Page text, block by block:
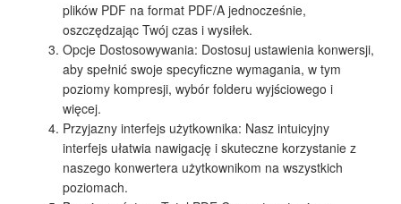
plików PDF na format PDF/A jednocześnie,
oszczędzając Twój czas i wysiłek.
Opcje Dostosowywania: Dostosuj ustawienia konwersji,
aby spełnić swoje specyficzne wymagania, w tym
poziomy kompresji, wybór folderu wyjściowego i
więcej.
Przyjazny interfejs użytkownika: Nasz intuicyjny
interfejs ułatwia nawigację i skuteczne korzystanie z
naszego konwertera użytkownikom na wszystkich
poziomach.